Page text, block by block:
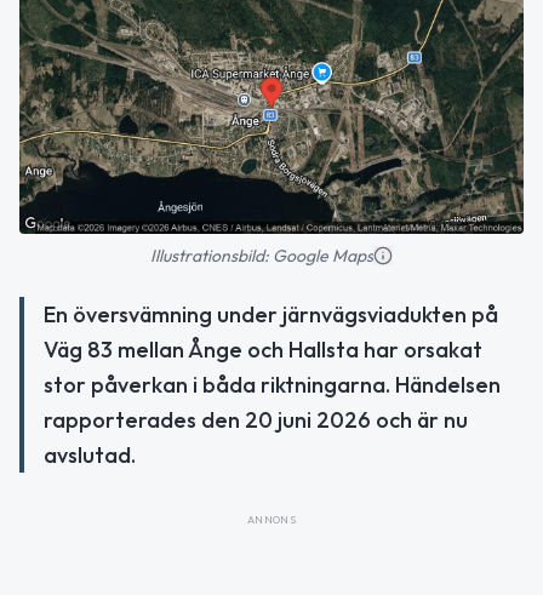
Illustrationsbild: Google Maps
En översvämning under järnvägsviadukten på
Väg 83 mellan Ånge och Hallsta har orsakat
stor påverkan i båda riktningarna. Händelsen
rapporterades den 20 juni 2026 och är nu
avslutad.
ANNONS